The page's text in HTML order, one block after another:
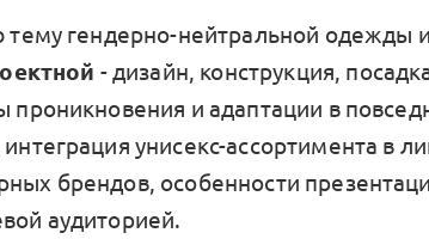
тему гендерно-нейтральной одежды
- дизайн, конструкция,
проникновения и адаптации в
унисекс-ассортимента в
брендов, особенности
аудиторией.